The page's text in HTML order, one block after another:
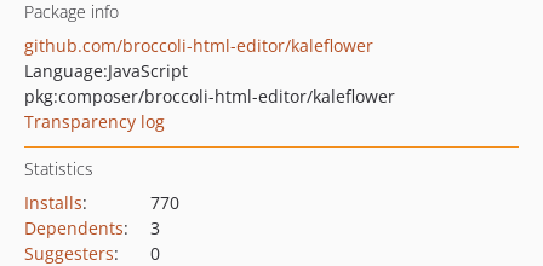
Package info
github.com/broccoli-html-editor/kaleflower
Language:JavaScript
pkg:composer/broccoli-html-editor/kaleflower
Transparency log
Statistics
Installs:
770
Dependents:
3
Suggesters:
0